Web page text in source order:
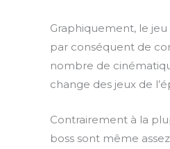
Graphiquement, le
par conséquent de
nombre de
change des jeux de
Contrairement à la
boss sont même